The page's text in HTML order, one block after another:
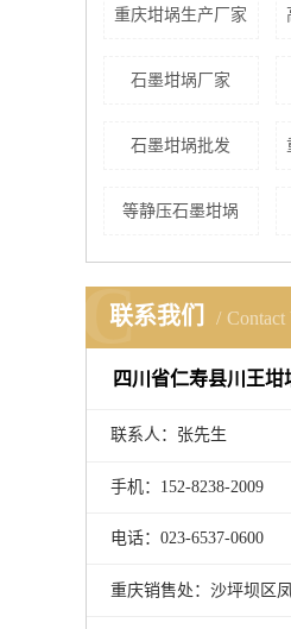
重庆坩埚生产厂家
石墨坩埚厂家
石墨坩埚批发
等静压石墨坩埚
联系我们 Contact
C
四川省仁寿县川王坩
联系人：张先生
手机：152-8238-2009
电话：023-6537-0600
重庆销售处：沙坪坝区